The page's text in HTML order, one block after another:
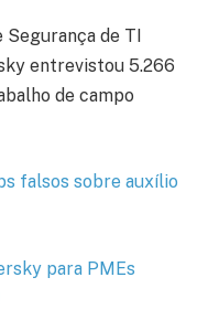
Segurança de TI
entrevistou 5.266
de campo
falsos sobre auxílio
para PMEs